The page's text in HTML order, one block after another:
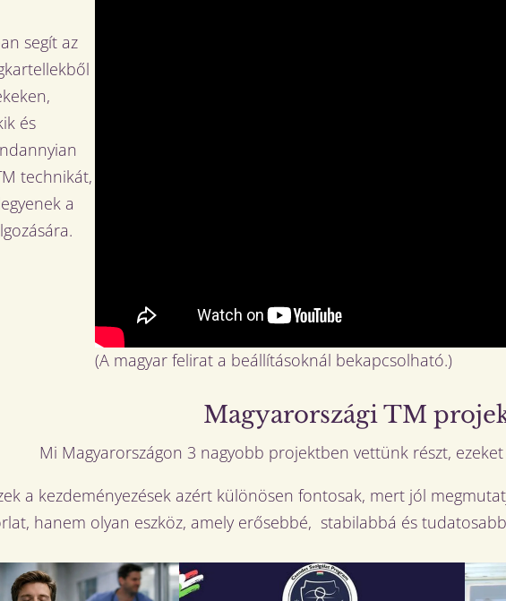
segít az
és
technikát,
a
(A magyar felirat a beállításoknál bekapcsolható.)
Magyarországi TM
Mi Magyarországon 3 nagyobb projektben vettünk részt,
a kezdeményezések azért különösen fontosak, mert jól
hanem olyan eszköz, amely erősebbé, stabilabbá és